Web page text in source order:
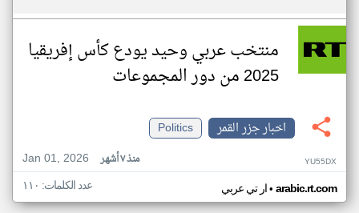
منتخب عربي وحيد يودع كأس إفريقيا
2025 من دور المجموعات
اخبار جزر القمر
Politics
Jan 01, 2026
منذ ٧ أشهر YU55DX
ار تي عربي• arabic.rt.com عدد الكلمات: ١١٠